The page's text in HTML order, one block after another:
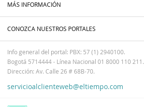
MÁS INFORMACIÓN
CONOZCA NUESTROS PORTALES
Info general del portal: PBX: 57 (1) 2940100.
Bogotá 5714444 - Línea Nacional 01 8000 110 211.
Dirección: Av. Calle 26 # 68B-70.
servicioalclienteweb@eltiempo.com